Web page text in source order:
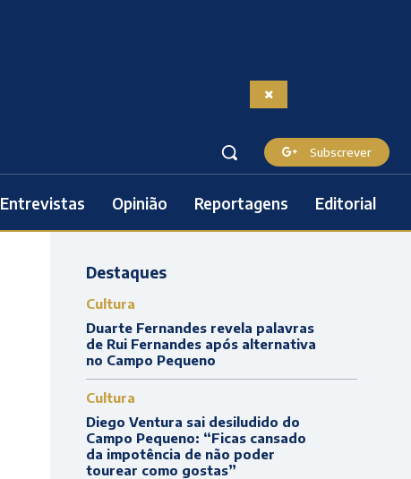
Subscrever
Entrevistas Opinião Reportagens Editorial
Destaques
Cultura
Duarte Fernandes revela palavras
de Rui Fernandes após alternativa
no Campo Pequeno
Cultura
Diego Ventura sai desiludido do
Campo Pequeno: “Ficas cansado
da impotência de não poder
tourear como gostas”